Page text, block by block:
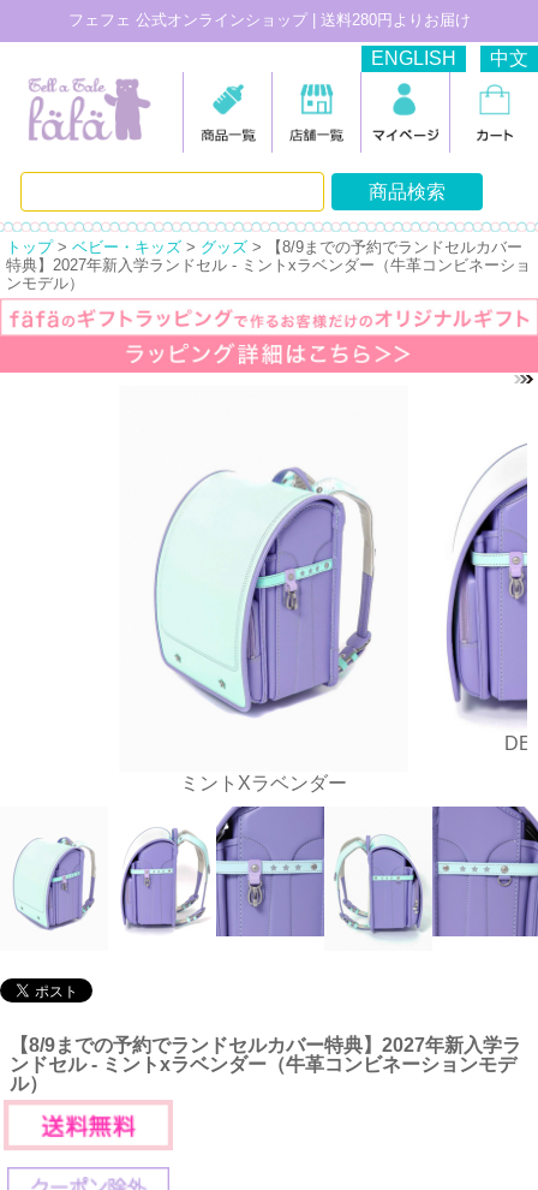
フェフェ 公式オンラインショップ | 送料280円よりお届け
ENGLISH 中文
トップ> ベビー・キッズ > グッズ > 【8/9までの予約でランドセルカバー
特典】2027年新入学ランドセル - ミントxラベンダー（牛革コンビネーショ
ンモデル）
ミントXラベンダー
【8/9までの予約でランドセルカバー特典】2027年新入学ラ
ンドセル - ミントxラベンダー（牛革コンビネーションモデ
ル）